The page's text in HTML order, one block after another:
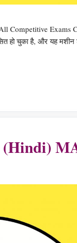
Competitive Exams
हो चुका है, और यह